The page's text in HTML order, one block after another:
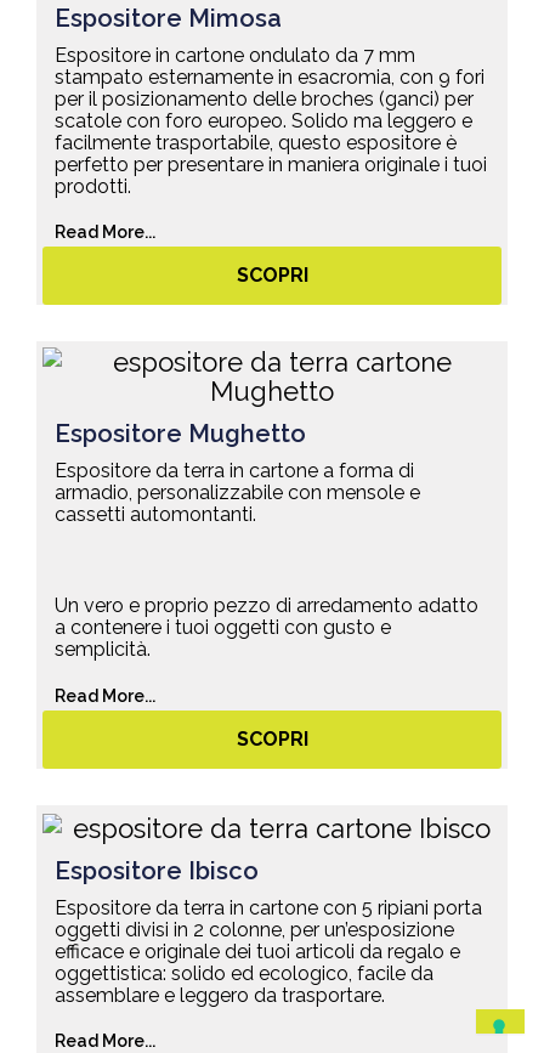
Espositore Mimosa
Espositore in cartone ondulato da 7 mm
stampato esternamente in esacromia, con 9 fori
per il posizionamento delle broches (ganci) per
scatole con foro europeo. Solido ma leggero e
facilmente trasportabile, questo espositore è
perfetto per presentare in maniera originale i tuoi
prodotti.
Read More...
SCOPRI
Espositore Mughetto
Espositore da terra in cartone a forma di
armadio, personalizzabile con mensole e
cassetti automontanti.
Un vero e proprio pezzo di arredamento adatto
a contenere i tuoi oggetti con gusto e
semplicità.
Read More...
SCOPRI
Espositore Ibisco
Espositore da terra in cartone con 5 ripiani porta
oggetti divisi in 2 colonne, per un’esposizione
efficace e originale dei tuoi articoli da regalo e
oggettistica: solido ed ecologico, facile da
assemblare e leggero da trasportare.
Read More...